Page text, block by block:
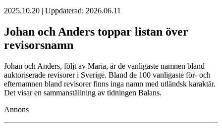
2025.10.20 | Uppdaterad: 2026.06.11
Johan och Anders toppar listan över
revisorsnamn
Johan och Anders, följt av Maria, är de vanligaste namnen bland
auktoriserade revisorer i Sverige. Bland de 100 vanligaste för- och
efternamnen bland revisorer finns inga namn med utländsk karaktär.
Det visar en sammanställning av tidningen Balans.
Annons